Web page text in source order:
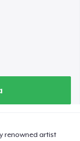
renowned artist